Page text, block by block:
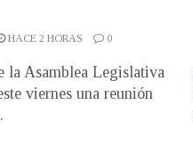
HACE 2 HORAS 0
la Asamblea Legislativa
viernes una reunión